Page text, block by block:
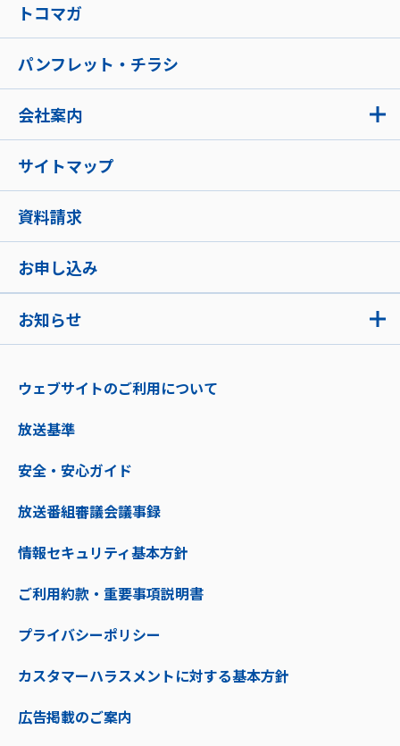
お知らせ
トコマガ
パンフレット・チラシ
会社案内
サイトマップ
資料請求
お申し込み
ウェブサイトのご利用について
放送基準
安全・安心ガイド
放送番組審議会議事録
情報セキュリティ基本方針
ご利用約款・重要事項説明書
プライバシーポリシー
カスタマーハラスメントに対する基本方針
広告掲載のご案内